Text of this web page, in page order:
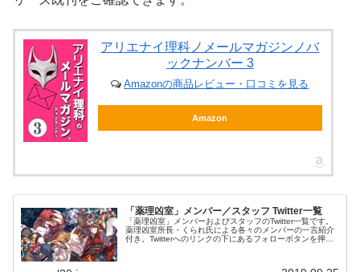
アリエナイ理科ノメールマガジンノバ
ックナンバー 3
Amazonの商品レビュー・口コミを見る
Amazon
「薬理凶室」メンバー／スタッフ Twitter一覧
「薬理凶室」メンバーおよびスタッフのTwitter一覧です。
薬理凶室所長・くられ氏による各々のメンバーの一言紹介
付き。Twitterへのリンクの下にあるフォローボタンを押す